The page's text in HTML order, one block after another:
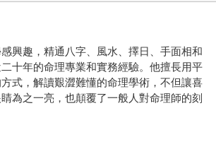
興趣，精通八字、風水、擇日、手面相和
十年的命理專業和實務經驗。他擅長用平
式，解讀艱澀難懂的命理學術，不但讓喜
為之一亮，也顛覆了一般人對命理師的刻